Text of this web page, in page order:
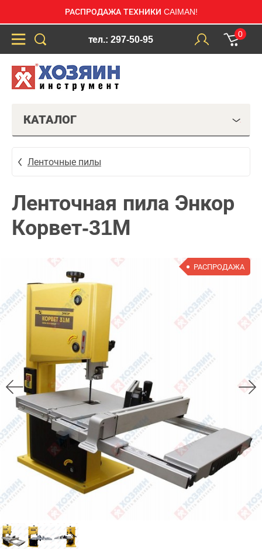
РАСПРОДАЖА ТЕХНИКИ CAIMAN!
тел.: 297-50-95
0
КАТАЛОГ
Ленточные пилы
Ленточная пила Энкор
Корвет-31М
РАСПРОДАЖА